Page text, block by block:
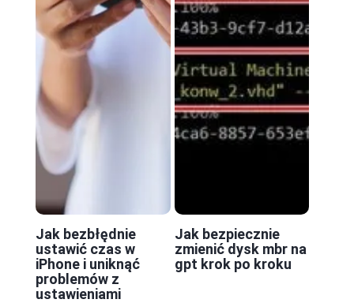
Jak bezbłędnie
ustawić czas w
iPhone i uniknąć
problemów z
ustawieniami
Jak bezpiecznie
zmienić dysk mbr na
gpt krok po kroku